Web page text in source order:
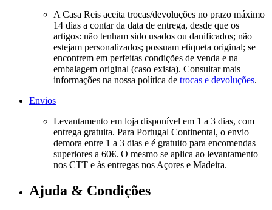
A Casa Reis aceita trocas/devoluções no prazo máximo
14 dias a contar da data de entrega, desde que os
artigos: não tenham sido usados ou danificados; não
estejam personalizados; possuam etiqueta original; se
encontrem em perfeitas condições de venda e na
embalagem original (caso exista). Consultar mais
informações na nossa política de trocas e devoluções.
Envios
Levantamento em loja disponível em 1 a 3 dias, com
entrega gratuita. Para Portugal Continental, o envio
demora entre 1 a 3 dias e é gratuito para encomendas
superiores a 60€. O mesmo se aplica ao levantamento
nos CTT e às entregas nos Açores e Madeira.
Ajuda & Condições